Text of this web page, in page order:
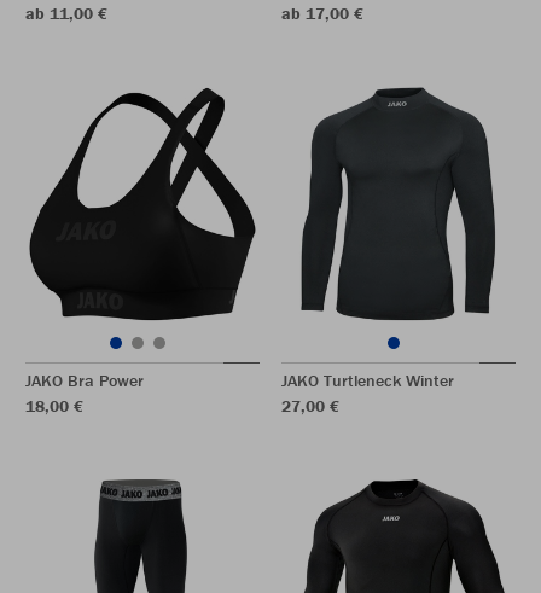
ab 11,00 €
ab 17,00 €
JAKO Bra Power
18,00 €
JAKO Turtleneck Winter
27,00 €